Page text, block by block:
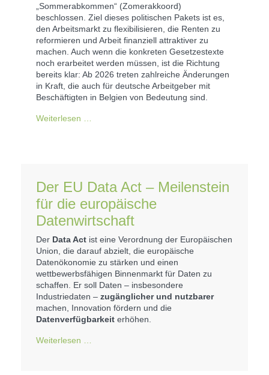
„Sommerabkommen“ (Zomerakkoord)
beschlossen. Ziel dieses politischen Pakets ist es,
den Arbeitsmarkt zu flexibilisieren, die Renten zu
reformieren und Arbeit finanziell attraktiver zu
machen. Auch wenn die konkreten Gesetzestexte
noch erarbeitet werden müssen, ist die Richtung
bereits klar: Ab 2026 treten zahlreiche Änderungen
in Kraft, die auch für deutsche Arbeitgeber mit
Beschäftigten in Belgien von Bedeutung sind.
Weiterlesen …
Der EU Data Act – Meilenstein
für die europäische
Datenwirtschaft
Der Data Act ist eine Verordnung der Europäischen
Union, die darauf abzielt, die europäische
Datenökonomie zu stärken und einen
wettbewerbsfähigen Binnenmarkt für Daten zu
schaffen. Er soll Daten – insbesondere
Industriedaten – zugänglicher und nutzbarer
machen, Innovation fördern und die
Datenverfügbarkeit erhöhen.
Weiterlesen …